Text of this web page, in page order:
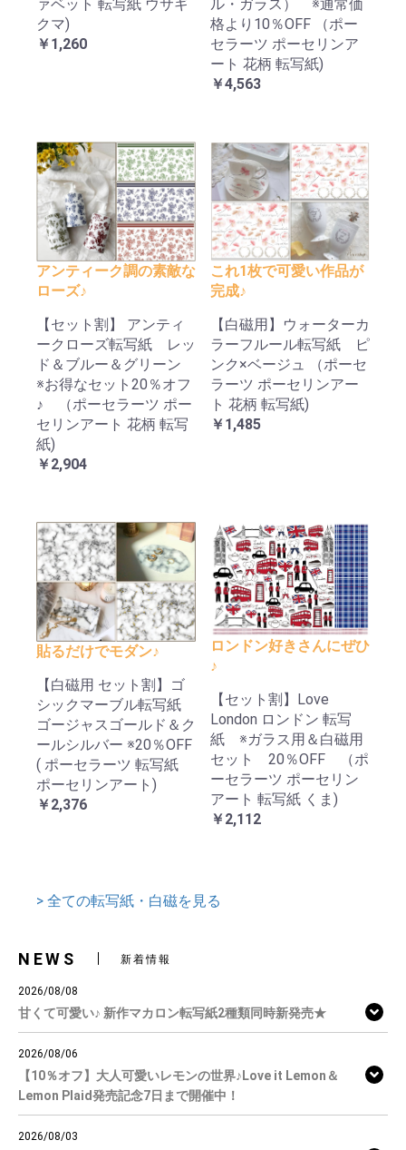
ァベット 転写紙 ウサギ
クマ)
￥1,260
ル・ガラス） ※通常価
格より10％OFF （ポー
セラーツ ポーセリンア
ート 花柄 転写紙)
￥4,563
アンティーク調の素敵な
ローズ♪
【セット割】 アンティ
ークローズ転写紙 レッ
ド＆ブルー＆グリーン
※お得なセット20％オフ
♪ （ポーセラーツ ポー
セリンアート 花柄 転写
紙)
￥2,904
これ1枚で可愛い作品が
完成♪
【白磁用】ウォーターカ
ラーフルール転写紙 ピ
ンク×ベージュ （ポーセ
ラーツ ポーセリンアー
ト 花柄 転写紙)
￥1,485
貼るだけでモダン♪
【白磁用 セット割】ゴ
シックマーブル転写紙
ゴージャスゴールド＆ク
ールシルバー ※20％OFF
( ポーセラーツ 転写紙
ポーセリンアート)
￥2,376
ロンドン好きさんにぜひ
♪
【セット割】Love
London ロンドン 転写
紙 ※ガラス用＆白磁用
セット 20％OFF （ポ
ーセラーツ ポーセリン
アート 転写紙 くま)
￥2,112
> 全ての転写紙・白磁を見る
NEWS 新着情報
2026/08/08
甘くて可愛い♪ 新作マカロン転写紙2種類同時新発売★
2026/08/06
【10％オフ】大人可愛いレモンの世界♪Love it Lemon＆
Lemon Plaid発売記念7日まで開催中！
2026/08/03